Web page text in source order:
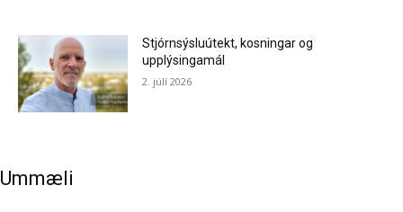
Stjórnsýsluútekt, kosningar og
upplýsingamál
2. júlí 2026
Ummæli